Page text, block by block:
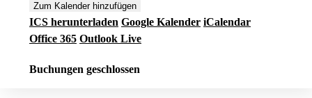
Zum Kalender hinzufügen
ICS herunterladen Google Kalender iCalendar
Office 365 Outlook Live
Buchungen geschlossen